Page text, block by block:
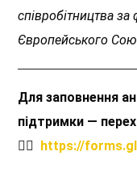
співробітництва за
Європейського
Для заповнення
підтримки —
👉🏻 https://